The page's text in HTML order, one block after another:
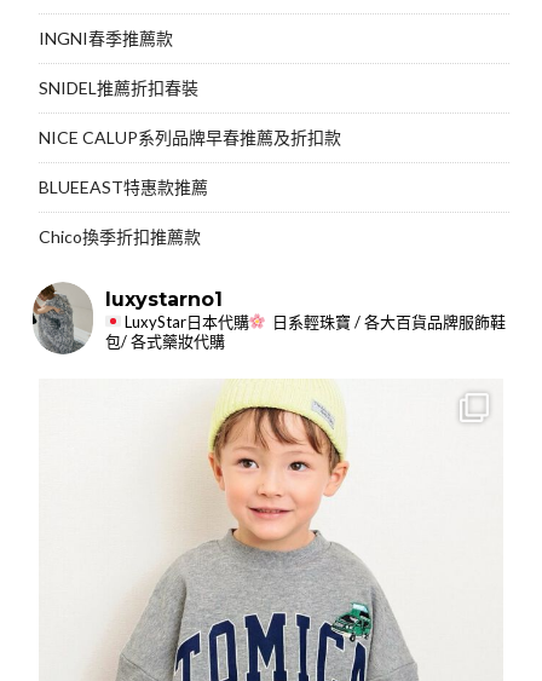
INGNI春季推薦款
SNIDEL推薦折扣春裝
NICE CALUP系列品牌早春推薦及折扣款
BLUEEAST特惠款推薦
Chico換季折扣推薦款
luxystarno1
LuxyStar日本代購
日系輕珠寶 / 各大百貨品牌服飾鞋
包/ 各式藥妝代購